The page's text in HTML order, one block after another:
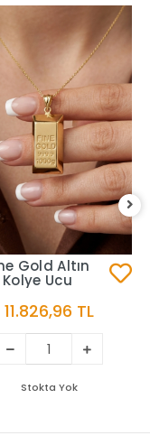
Gold Altın
Kolye Ucu
11.826,96 TL
Stokta Yok